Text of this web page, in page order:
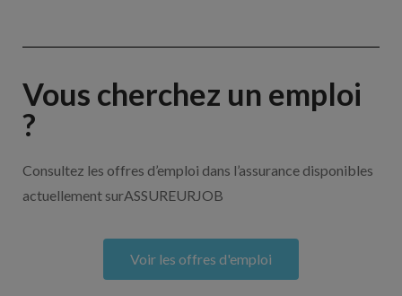
Vous cherchez un emploi
?
Consultez les offres d’emploi dans l’assurance disponibles
actuellement surASSUREURJOB
Voir les offres d'emploi